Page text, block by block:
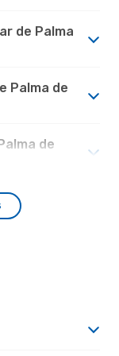
de Palma
Palma de
de